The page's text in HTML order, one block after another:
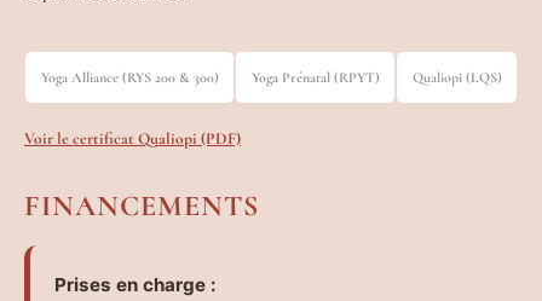
Yoga Alliance (RYS 200 & 300) Yoga Prénatal (RPYT) Qualiopi (LQS)
Voir le certificat Qualiopi (PDF)
FINANCEMENTS
Prises en charge :